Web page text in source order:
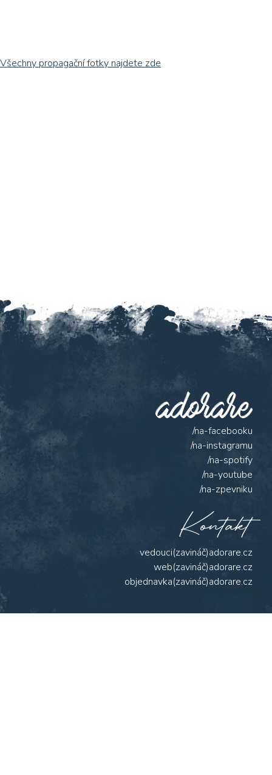
Všechny propagační fotky najdete zde
/na-facebooku
/na-instagramu
/na-spotify
/na-youtube
/na-zpevniku
Kontakt
vedouci(zavináč)adorare.cz
web(zavináč)adorare.cz
objednavka(zavináč)adorare.cz